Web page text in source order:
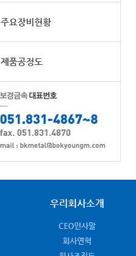
주요장비현황
제품공정도
우리회사소개
CEO인사말
회사연혁